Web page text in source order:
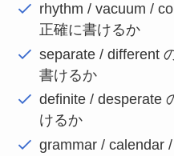
rhythm / vacuum /
正確に書けるか
separate / different
書けるか
definite / desperate
けるか
grammar / calendar